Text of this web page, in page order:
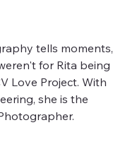
tells moments,
for Rita being
Love Project. With
she is the